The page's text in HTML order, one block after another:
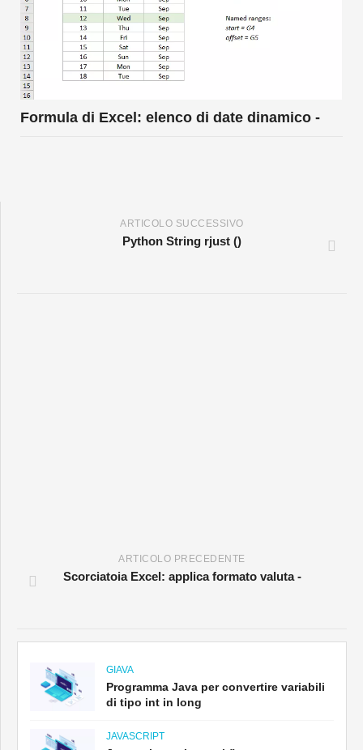
Formula di Excel: elenco di date dinamico -
ARTICOLO SUCCESSIVO
Python String rjust ()
ARTICOLO PRECEDENTE
Scorciatoia Excel: applica formato valuta -
GIAVA
Programma Java per convertire variabili
di tipo int in long
JAVASCRIPT